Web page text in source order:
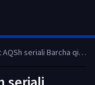
O'zbekcha 2021 tarjima kino Full HD tas-ix skachat